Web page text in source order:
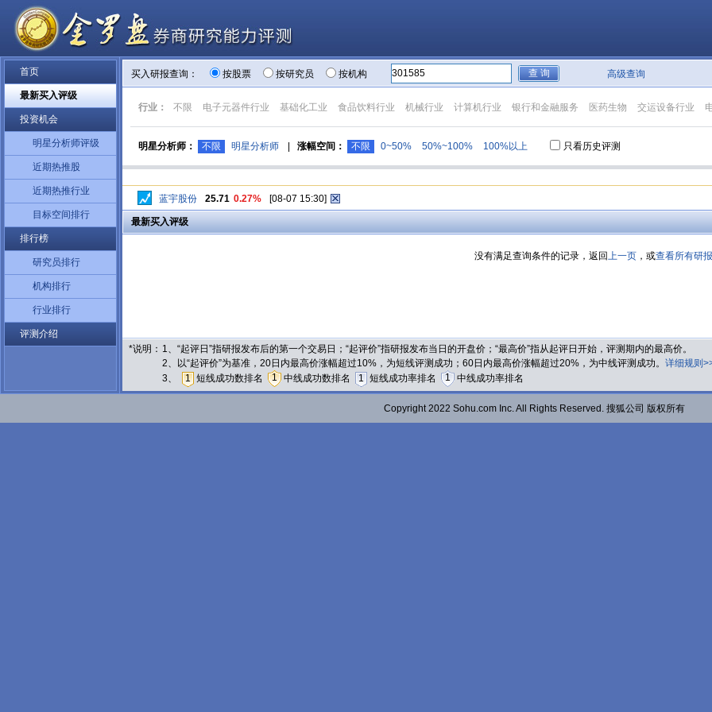
首页
最新买入评级
投资机会
明星分析师评级
近期热推股
近期热推行业
目标空间排行
排行榜
研究员排行
机构排行
行业排行
评测介绍
买入研报查询： 按股票 按研究员 按机构 高级查询
行业： 不限 电子元器件行业 基础化工业 食品饮料行业 机械行业 计算机行业 银行和金融服务 医药生物 交运设备行业
明星分析师： 不限 明星分析师 涨幅空间： 不限 0~50% 50%~100% 100%以上 只看历史评测
蓝宇股份 25.71 0.27% [08-07 15:30]
最新买入评级
没有满足查询条件的记录，返回上一页 ，或查看所有研报
*说明： 1、“起评日”指研报发布后的第一个交易日；“起评价”指研报发布当日的开盘价；“最高价”指从起评日开始，评测期内的最高价。
2、以“起评价”为基准，20日内最高价涨幅超过10%，为短线评测成功；60日内最高价涨幅超过20%，为中线评测成功。 详细规则
3、
1 短线成功数排名 1 中线成功数排名 1 短线成功率排名 1 中线成功率排名
Copyright 2022 Sohu.com Inc. All Rights Reserved. 搜狐公司 版权所有